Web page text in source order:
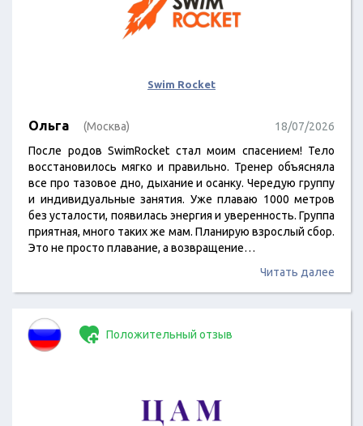
Swim Rocket
Ольга (Москва)
18/07/2026
После родов SwimRocket стал моим спасением! Тело
восстановилось мягко и правильно. Тренер объясняла
все про тазовое дно, дыхание и осанку. Чередую группу
и индивидуальные занятия. Уже плаваю 1000 метров
без усталости, появилась энергия и уверенность. Группа
приятная, много таких же мам. Планирую взрослый сбор.
Это не просто плавание, а возвращение…
Читать далее
Положительный отзыв